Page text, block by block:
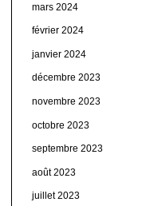
mars 2024
février 2024
janvier 2024
décembre 2023
novembre 2023
octobre 2023
septembre 2023
août 2023
juillet 2023